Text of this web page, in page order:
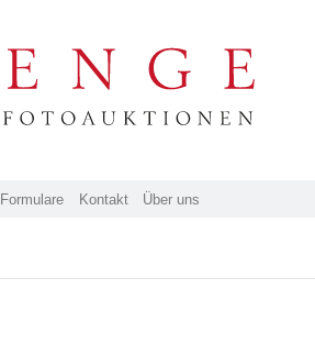
Formulare Kontakt Über uns